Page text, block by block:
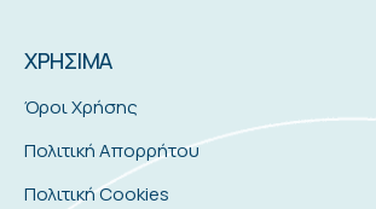
ΧΡΗΣΙΜΑ
Όροι Χρήσης
Πολιτική Απορρήτου
Πολιτική Cookies